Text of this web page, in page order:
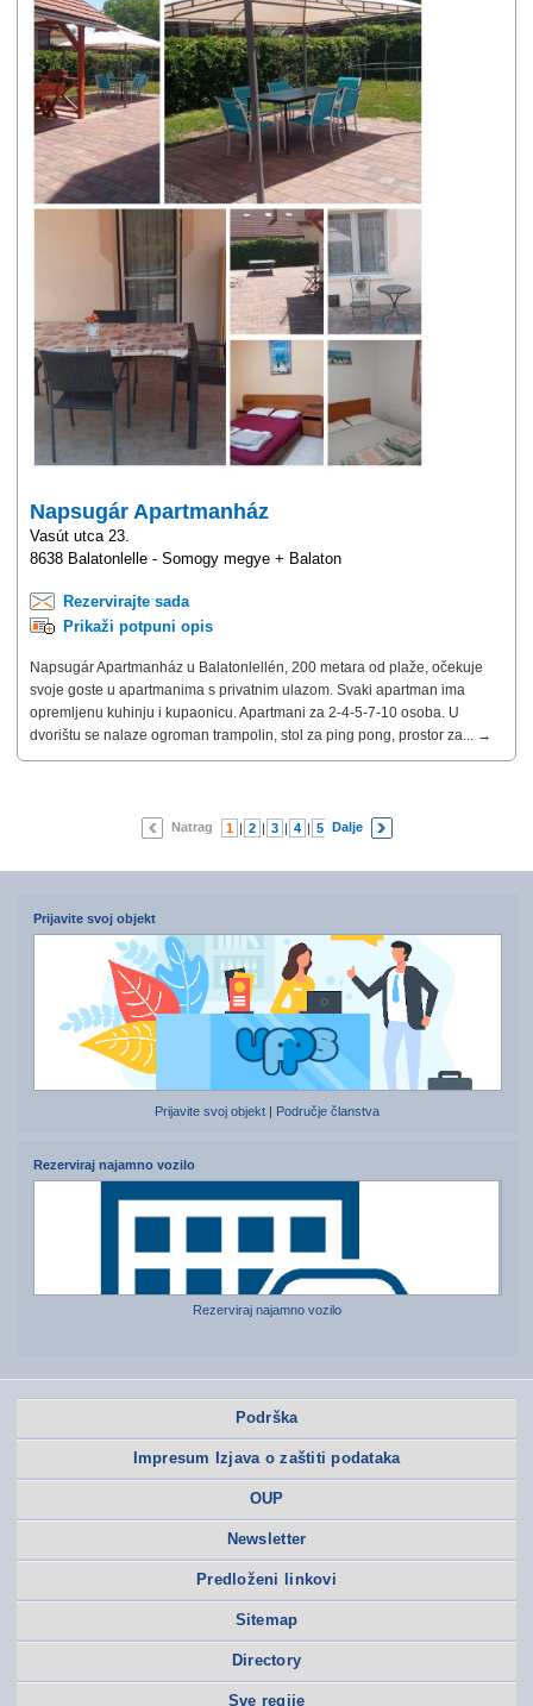
Napsugár Apartmanház
Vasút utca 23.
8638 Balatonlelle - Somogy megye + Balaton
Rezervirajte sada
Prikaži potpuni opis
Napsugár Apartmanház u Balatonlellén, 200 metara od plaže, očekuje
svoje goste u apartmanima s privatnim ulazom. Svaki apartman ima
opremljenu kuhinju i kupaonicu. Apartmani za 2-4-5-7-10 osoba. U
dvorištu se nalaze ogroman trampolin, stol za ping pong, prostor za... →
Natrag 1 | 2 | 3 | 4 | 5 6 | 7
Dalje
Prijavite svoj objekt
Prijavite svoj objekt Područje članstva
Rezerviraj najamno vozilo
Rezerviraj najamno vozilo
Podrška
Impresum Izjava o zaštiti podataka
OUP
Newsletter
Predloženi linkovi
Sitemap
Directory
Sve regije